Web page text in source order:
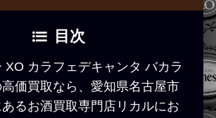
目次
XO カラフェデキャンタ バカラ
価買取なら、愛知県名古屋市
るお酒買取専門店リカルにお